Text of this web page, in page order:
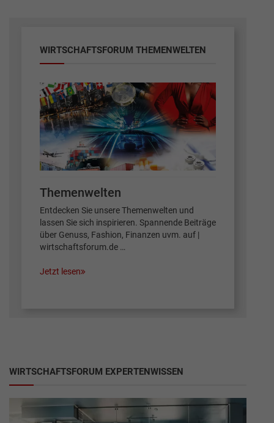
WIRTSCHAFTSFORUM THEMENWELTEN
Themenwelten
Entdecken Sie unsere Themenwelten und
lassen Sie sich inspirieren. Spannende Beiträge
über Genuss, Fashion, Finanzen uvm. auf |
wirtschaftsforum.de …
Jetzt lesen
WIRTSCHAFTSFORUM EXPERTENWISSEN